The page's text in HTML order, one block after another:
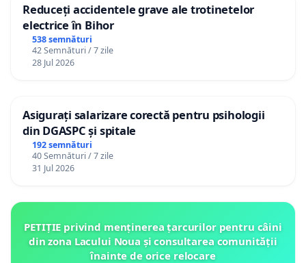
Reduceți accidentele grave ale trotinetelor
electrice în Bihor
538 semnături
42 Semnături / 7 zile
28 Jul 2026
Asigurați salarizare corectă pentru psihologii
din DGASPC și spitale
192 semnături
40 Semnături / 7 zile
31 Jul 2026
PETIȚIE privind menținerea țarcurilor pentru câini
din zona Lacului Noua și consultarea comunității
înainte de orice relocare